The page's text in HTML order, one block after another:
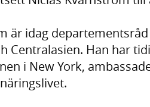
är idag
Centralasien. Han har
i New York,